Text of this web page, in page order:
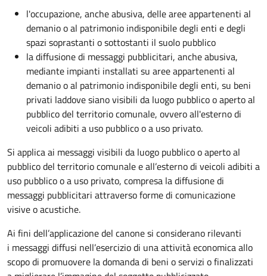
l'occupazione, anche abusiva, delle aree appartenenti al
demanio o al patrimonio indisponibile degli enti e degli
spazi soprastanti o sottostanti il suolo pubblico
la diffusione di messaggi pubblicitari, anche abusiva,
mediante impianti installati su aree appartenenti al
demanio o al patrimonio indisponibile degli enti, su beni
privati laddove siano visibili da luogo pubblico o aperto al
pubblico del territorio comunale, ovvero all'esterno di
veicoli adibiti a uso pubblico o a uso privato.
Si applica ai messaggi visibili da luogo pubblico o aperto al
pubblico del territorio comunale e all’esterno di veicoli adibiti a
uso pubblico o a uso privato, compresa la diffusione di
messaggi pubblicitari attraverso forme di comunicazione
visive o acustiche.
Ai fini dell’applicazione del canone si considerano rilevanti
i messaggi diffusi nell’esercizio di una attività economica allo
scopo di promuovere la domanda di beni o servizi o finalizzati